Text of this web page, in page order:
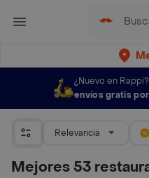
¿Nuevo en Rappi?
envíos gratis
Relevancia
Mejores 53